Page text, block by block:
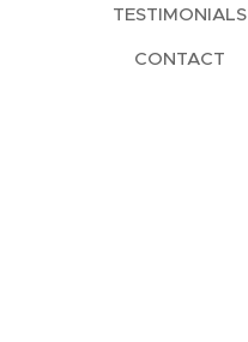
TESTIMONIALS
CONTACT